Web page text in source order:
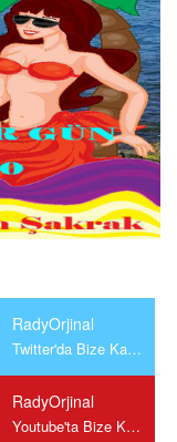
RadyOrjinal
Twitter'da Bize Katılın
RadyOrjinal
Youtube'ta Bize Katılın